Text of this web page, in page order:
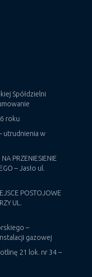
Spółdzielni
roku
utrudnienia w
PRZENIESIENIE
– Jasło ul.
POSTOJOWE
UL.
–
gazowej
21 lok. nr 34 –